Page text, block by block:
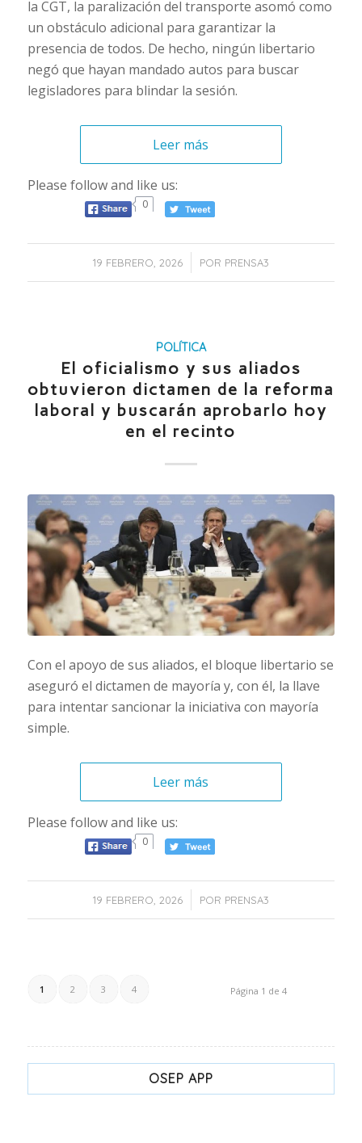
la CGT, la paralización del transporte asomó como
un obstáculo adicional para garantizar la
presencia de todos. De hecho, ningún libertario
negó que hayan mandado autos para buscar
legisladores para blindar la sesión.
Leer más
Please follow and like us:
0
19 FEBRERO, 2026
/ POR PRENSA3
POLÍTICA
El oficialismo y sus aliados
obtuvieron dictamen de la reforma
laboral y buscarán aprobarlo hoy
en el recinto
Con el apoyo de sus aliados, el bloque libertario se
aseguró el dictamen de mayoría y, con él, la llave
para intentar sancionar la iniciativa con mayoría
simple.
Leer más
Please follow and like us:
0
19 FEBRERO, 2026
/ POR PRENSA3
Página 1 de 4
1 2 3 4
OSEP APP